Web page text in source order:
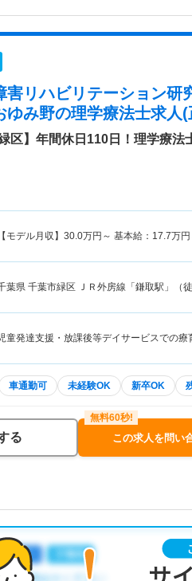
害リハビリテーション研
ゆみ野の理学療法士求人(
区】年間休日110日！理学療法
【モデル月収】 30.0万円～ 基本給： 17.7万円
葉県 千葉市緑区 ＪＲ外房線「鎌取駅」（徒
童発達支援・放課後等デイサービスでの療
車通勤可 未経験OK 新卒OK
る この求人を問い